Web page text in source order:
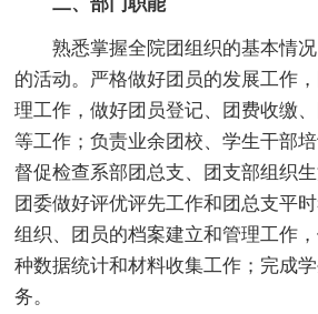
二、部门职能
熟悉掌握全院团组织的基本情
的活动。严格做好团员的发展工作
理工作，做好团员登记、团费收缴
等工作；负责业余团校、学生干部
督促检查系部团总支、团支部组织
团委做好评优评先工作和团总支平
组织、团员的档案建立和管理工作
种数据统计和材料收集工作；完成
务。